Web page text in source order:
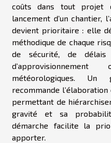
coûts dans tout projet
lancement d’un chantier,
devient prioritaire : elle
méthodique de chaque
de sécurité, de
météorologiques. Un
recommande l’élaboration
permettant de
gravité et sa
démarche facilite la
apporter.